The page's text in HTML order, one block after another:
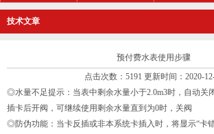
技术文章
预付费水表使用步骤
点击次数：5191 更新时间：2020-
◎水量不足提示：当表中剩余水量小于2.0m3时，自动关
插卡后开阀，可继续使用剩余水量直到为0时，关阀
◎防伪功能：当卡反插或非本系统卡插入时，将显示“卡